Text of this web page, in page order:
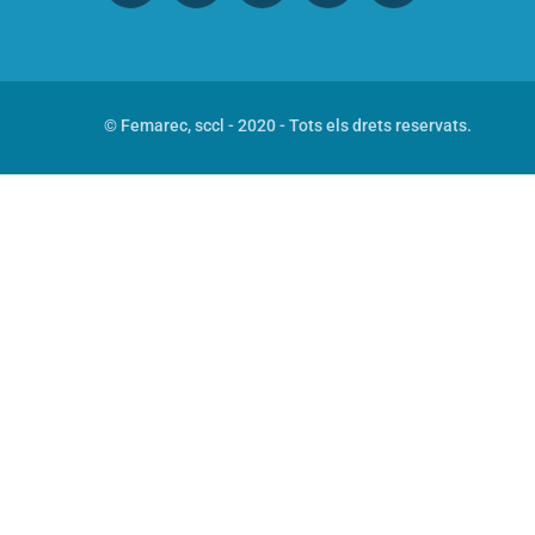
© Femarec, sccl - 2020 - Tots els drets reservats.